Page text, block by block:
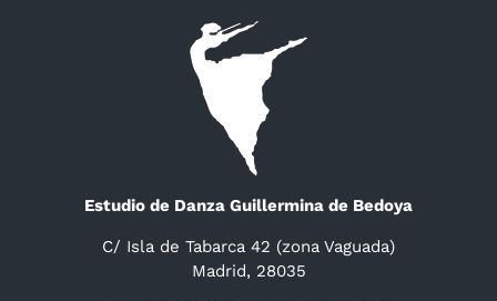
Estudio de Danza Guillermina de Bedoya
C/ Isla de Tabarca 42 (zona Vaguada)
Madrid, 28035